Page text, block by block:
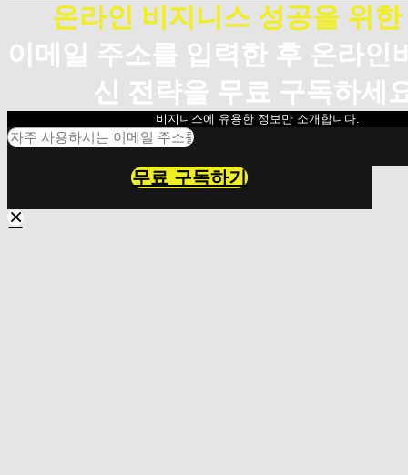
온라인 비지니스 성공을 위
이메일 주소를 입력한 후 온라인
신 전략을 무료 구독하세
비지니스에 유용한 정보만 소개합니다.
무료 구독하기
×